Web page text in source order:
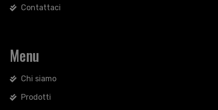
Contattaci
Menu
Chi siamo
Prodotti